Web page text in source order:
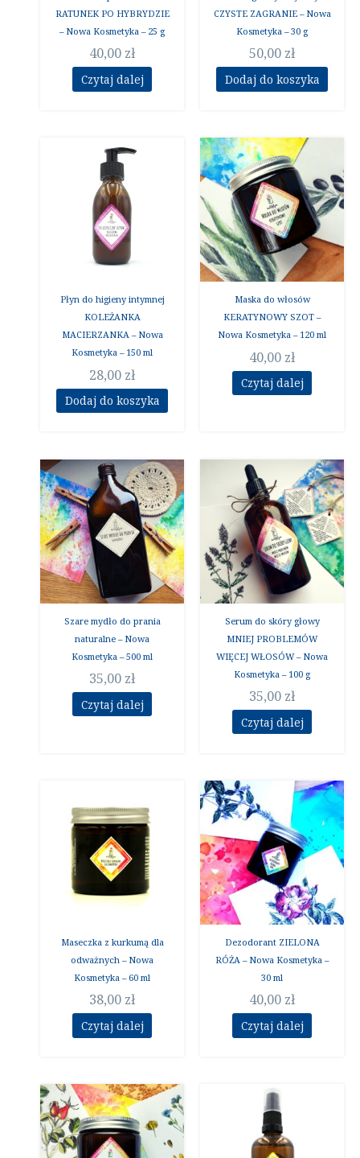
RATUNEK PO HYBRYDZIE
– Nowa Kosmetyka – 25 g
40,00 zł
Czytaj dalej
CZYSTE ZAGRANIE – Nowa
Kosmetyka – 30 g
50,00 zł
Dodaj do koszyka
Płyn do higieny intymnej
KOLEŻANKA
MACIERZANKA – Nowa
Kosmetyka – 150 ml
28,00 zł
Dodaj do koszyka
Maska do włosów
KERATYNOWY SZOT –
Nowa Kosmetyka – 120 ml
40,00 zł
Czytaj dalej
Szare mydło do prania
naturalne – Nowa
Kosmetyka – 500 ml
35,00 zł
Czytaj dalej
Serum do skóry głowy
MNIEJ PROBLEMÓW
WIĘCEJ WŁOSÓW – Nowa
Kosmetyka – 100 g
35,00 zł
Czytaj dalej
Maseczka z kurkumą dla
odważnych – Nowa
Kosmetyka – 60 ml
38,00 zł
Czytaj dalej
Dezodorant ZIELONA
RÓŻA – Nowa Kosmetyka –
30 ml
40,00 zł
Czytaj dalej